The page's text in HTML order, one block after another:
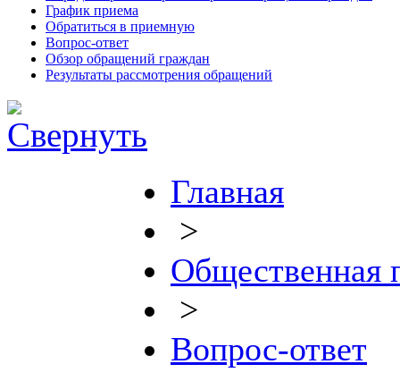
График приема
Обратиться в приемную
Вопрос-ответ
Обзор обращений граждан
Результаты рассмотрения обращений
Главная
>
Общественная
>
Вопрос-ответ